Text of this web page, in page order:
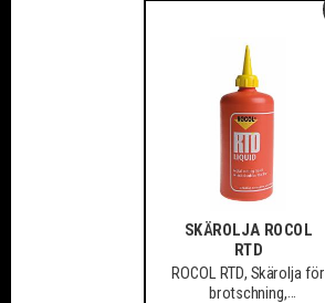
SKÄROLJA ROCOL
RTD
ROCOL RTD, Skärolja för
brotschning,